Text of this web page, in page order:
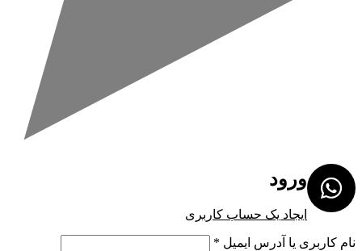
ورود
ایجاد یک حساب کاربری
نام کاربری یا آدرس ایمیل *